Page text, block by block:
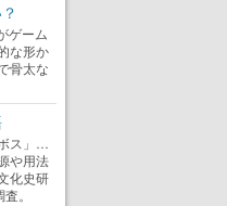
ゲーム
な形か
骨太な
ス」…
や用法
化史研
。